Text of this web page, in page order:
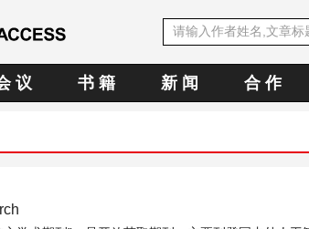
议 书 籍 新 闻 合 作